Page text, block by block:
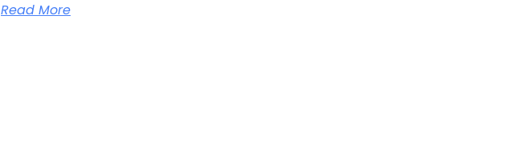
Read More